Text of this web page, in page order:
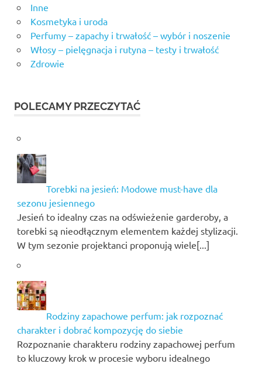
Inne
Kosmetyka i uroda
Perfumy – zapachy i trwałość – wybór i noszenie
Włosy – pielęgnacja i rutyna – testy i trwałość
Zdrowie
POLECAMY PRZECZYTAĆ
Torebki na jesień: Modowe must-have dla
sezonu jesiennego
Jesień to idealny czas na odświeżenie garderoby, a
torebki są nieodłącznym elementem każdej stylizacji.
W tym sezonie projektanci proponują wiele[...]
Rodziny zapachowe perfum: jak rozpoznać
charakter i dobrać kompozycję do siebie
Rozpoznanie charakteru rodziny zapachowej perfum
to kluczowy krok w procesie wyboru idealnego